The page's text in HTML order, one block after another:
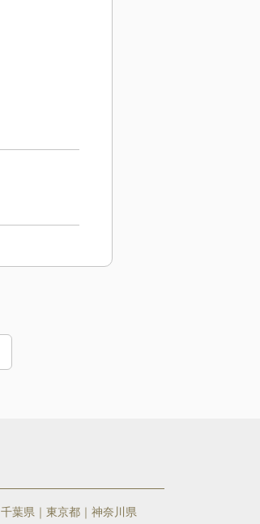
千葉県 東京都
神奈川県